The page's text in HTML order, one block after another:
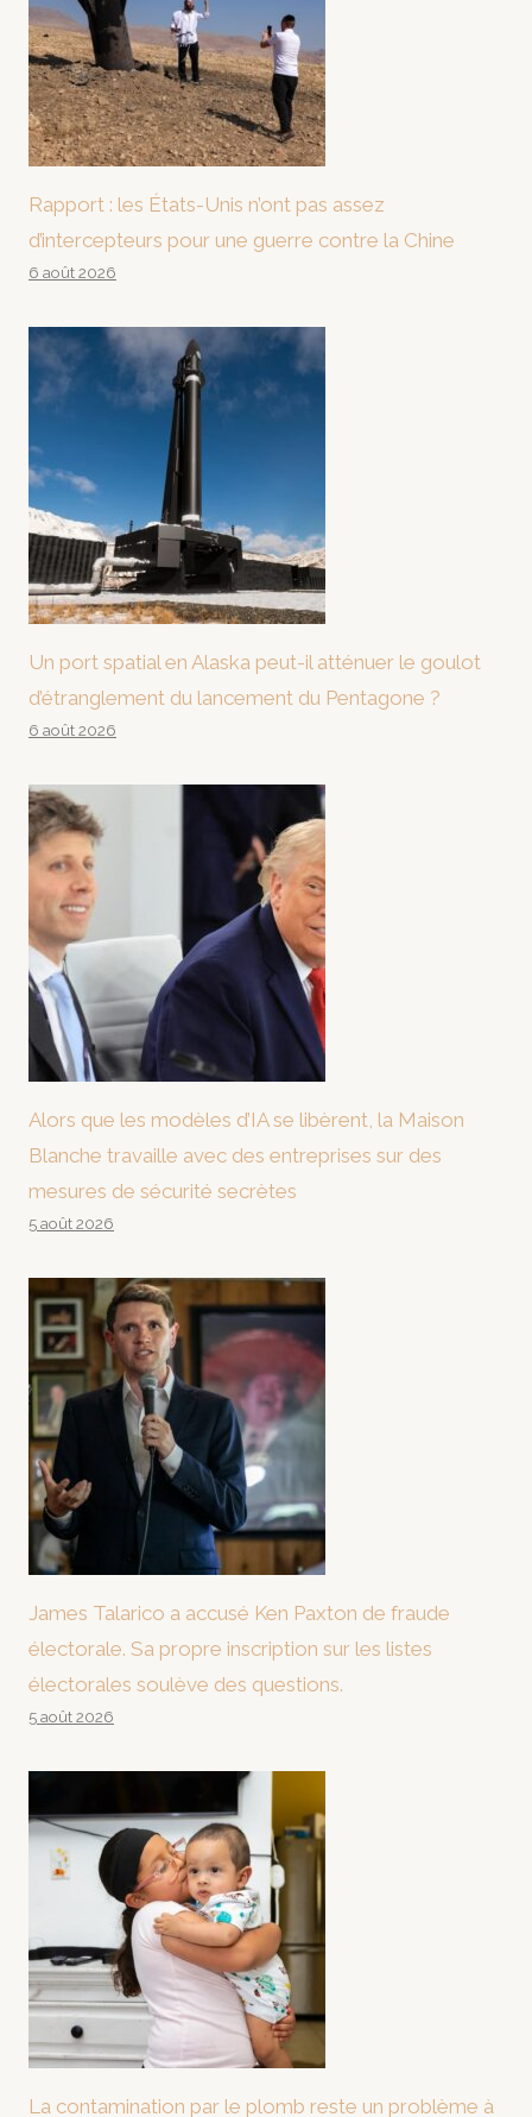
Rapport : les États-Unis n’ont pas assez
d’intercepteurs pour une guerre contre la Chine
6 août 2026
Un port spatial en Alaska peut-il atténuer le goulot
d’étranglement du lancement du Pentagone ?
6 août 2026
Alors que les modèles d’IA se libèrent, la Maison
Blanche travaille avec des entreprises sur des
mesures de sécurité secrètes
5 août 2026
James Talarico a accusé Ken Paxton de fraude
électorale. Sa propre inscription sur les listes
électorales soulève des questions.
5 août 2026
La contamination par le plomb reste un problème à